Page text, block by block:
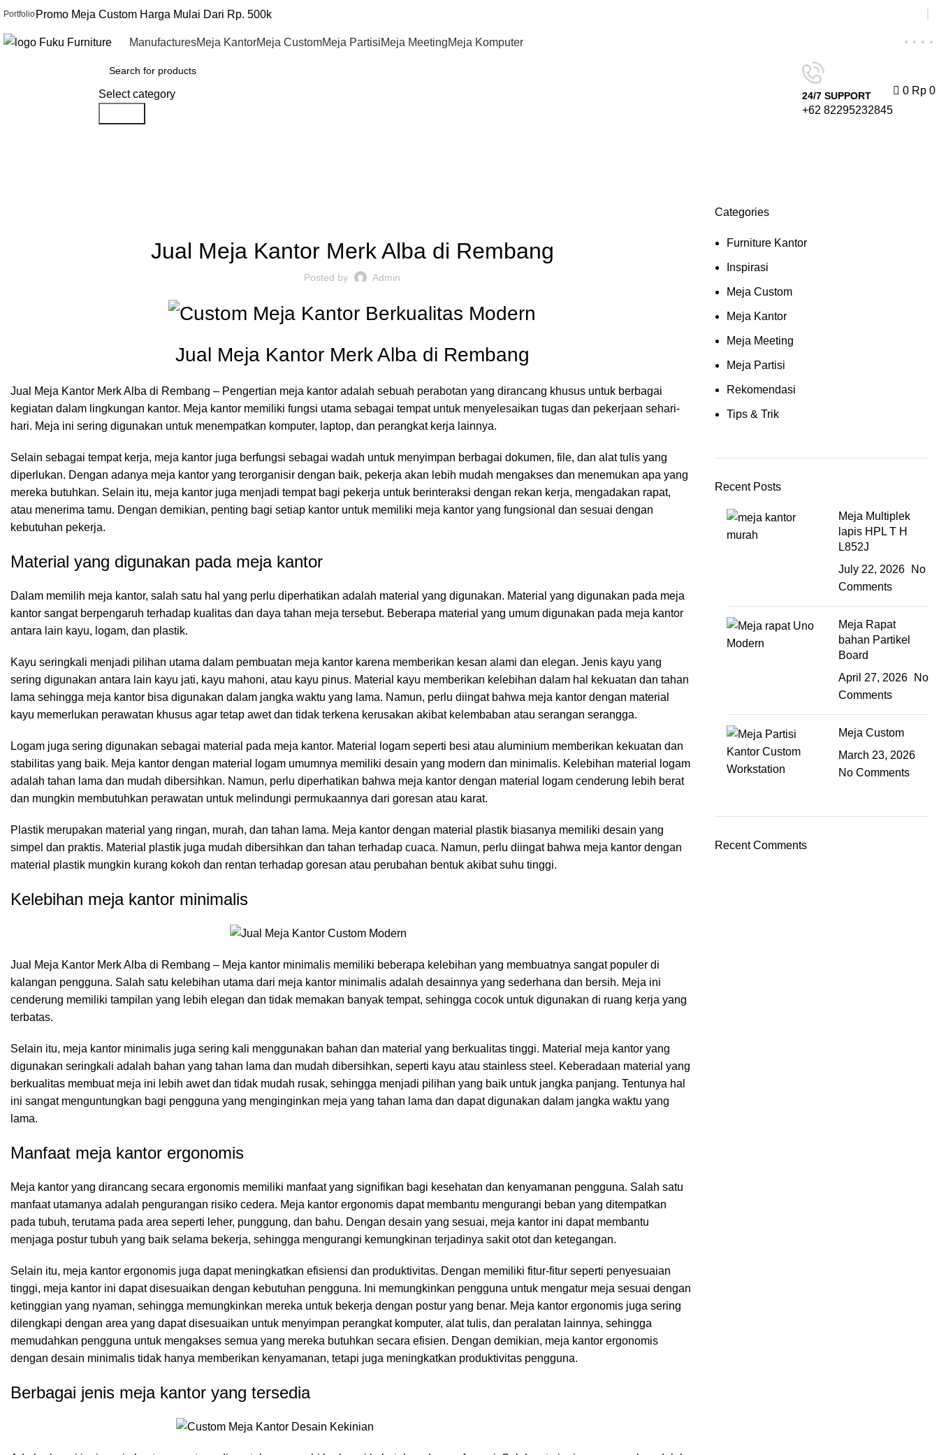
Portfolio Promo Meja Custom Harga Mulai Dari Rp. 500k
ManufacturesMeja KantorMeja CustomMeja PartisiMeja MeetingMeja Komputer
Select category
24/7 SUPPORT
+62 82295232845
0 Rp 0
Jual Meja Kantor Merk Alba di Rembang
Posted by Admin
Jual Meja Kantor Merk Alba di Rembang
Jual Meja Kantor Merk Alba di Rembang – Pengertian meja kantor adalah sebuah perabotan yang dirancang khusus untuk berbagai
kegiatan dalam lingkungan kantor. Meja kantor memiliki fungsi utama sebagai tempat untuk menyelesaikan tugas dan pekerjaan sehari-
hari. Meja ini sering digunakan untuk menempatkan komputer, laptop, dan perangkat kerja lainnya.
Selain sebagai tempat kerja, meja kantor juga berfungsi sebagai wadah untuk menyimpan berbagai dokumen, file, dan alat tulis yang
diperlukan. Dengan adanya meja kantor yang terorganisir dengan baik, pekerja akan lebih mudah mengakses dan menemukan apa yang
mereka butuhkan. Selain itu, meja kantor juga menjadi tempat bagi pekerja untuk berinteraksi dengan rekan kerja, mengadakan rapat,
atau menerima tamu. Dengan demikian, penting bagi setiap kantor untuk memiliki meja kantor yang fungsional dan sesuai dengan
kebutuhan pekerja.
Material yang digunakan pada meja kantor
Dalam memilih meja kantor, salah satu hal yang perlu diperhatikan adalah material yang digunakan. Material yang digunakan pada meja
kantor sangat berpengaruh terhadap kualitas dan daya tahan meja tersebut. Beberapa material yang umum digunakan pada meja kantor
antara lain kayu, logam, dan plastik.
Kayu seringkali menjadi pilihan utama dalam pembuatan meja kantor karena memberikan kesan alami dan elegan. Jenis kayu yang
sering digunakan antara lain kayu jati, kayu mahoni, atau kayu pinus. Material kayu memberikan kelebihan dalam hal kekuatan dan tahan
lama sehingga meja kantor bisa digunakan dalam jangka waktu yang lama. Namun, perlu diingat bahwa meja kantor dengan material
kayu memerlukan perawatan khusus agar tetap awet dan tidak terkena kerusakan akibat kelembaban atau serangan serangga.
Logam juga sering digunakan sebagai material pada meja kantor. Material logam seperti besi atau aluminium memberikan kekuatan dan
stabilitas yang baik. Meja kantor dengan material logam umumnya memiliki desain yang modern dan minimalis. Kelebihan material logam
adalah tahan lama dan mudah dibersihkan. Namun, perlu diperhatikan bahwa meja kantor dengan material logam cenderung lebih berat
dan mungkin membutuhkan perawatan untuk melindungi permukaannya dari goresan atau karat.
Plastik merupakan material yang ringan, murah, dan tahan lama. Meja kantor dengan material plastik biasanya memiliki desain yang
simpel dan praktis. Material plastik juga mudah dibersihkan dan tahan terhadap cuaca. Namun, perlu diingat bahwa meja kantor dengan
material plastik mungkin kurang kokoh dan rentan terhadap goresan atau perubahan bentuk akibat suhu tinggi.
Kelebihan meja kantor minimalis
Jual Meja Kantor Merk Alba di Rembang – Meja kantor minimalis memiliki beberapa kelebihan yang membuatnya sangat populer di
kalangan pengguna. Salah satu kelebihan utama dari meja kantor minimalis adalah desainnya yang sederhana dan bersih. Meja ini
cenderung memiliki tampilan yang lebih elegan dan tidak memakan banyak tempat, sehingga cocok untuk digunakan di ruang kerja yang
terbatas.
Selain itu, meja kantor minimalis juga sering kali menggunakan bahan dan material yang berkualitas tinggi. Material meja kantor yang
digunakan seringkali adalah bahan yang tahan lama dan mudah dibersihkan, seperti kayu atau stainless steel. Keberadaan material yang
berkualitas membuat meja ini lebih awet dan tidak mudah rusak, sehingga menjadi pilihan yang baik untuk jangka panjang. Tentunya hal
ini sangat menguntungkan bagi pengguna yang menginginkan meja yang tahan lama dan dapat digunakan dalam jangka waktu yang
lama.
Manfaat meja kantor ergonomis
Meja kantor yang dirancang secara ergonomis memiliki manfaat yang signifikan bagi kesehatan dan kenyamanan pengguna. Salah satu
manfaat utamanya adalah pengurangan risiko cedera. Meja kantor ergonomis dapat membantu mengurangi beban yang ditempatkan
pada tubuh, terutama pada area seperti leher, punggung, dan bahu. Dengan desain yang sesuai, meja kantor ini dapat membantu
menjaga postur tubuh yang baik selama bekerja, sehingga mengurangi kemungkinan terjadinya sakit otot dan ketegangan.
Selain itu, meja kantor ergonomis juga dapat meningkatkan efisiensi dan produktivitas. Dengan memiliki fitur-fitur seperti penyesuaian
tinggi, meja kantor ini dapat disesuaikan dengan kebutuhan pengguna. Ini memungkinkan pengguna untuk mengatur meja sesuai dengan
ketinggian yang nyaman, sehingga memungkinkan mereka untuk bekerja dengan postur yang benar. Meja kantor ergonomis juga sering
dilengkapi dengan area yang dapat disesuaikan untuk menyimpan perangkat komputer, alat tulis, dan peralatan lainnya, sehingga
memudahkan pengguna untuk mengakses semua yang mereka butuhkan secara efisien. Dengan demikian, meja kantor ergonomis
dengan desain minimalis tidak hanya memberikan kenyamanan, tetapi juga meningkatkan produktivitas pengguna.
Berbagai jenis meja kantor yang tersedia
Categories
Furniture Kantor
Inspirasi
Meja Custom
Meja Kantor
Meja Meeting
Meja Partisi
Rekomendasi
Tips & Trik
Recent Posts
Meja Multiplek
lapis HPL T H
L852J
July 22, 2026
No
Comments
Meja Rapat
bahan Partikel
Board
April 27, 2026
No
Comments
Meja Custom
March 23, 2026
No Comments
Recent Comments